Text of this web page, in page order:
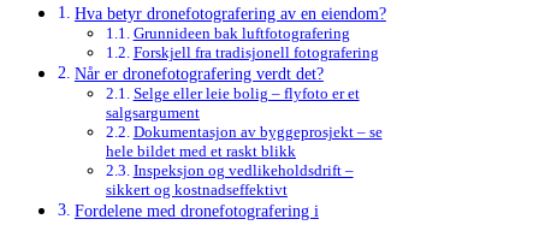
Hva betyr dronefotografering av en eiendom?
Grunnideen bak luftfotografering
Forskjell fra tradisjonell fotografering
Når er dronefotografering verdt det?
Selge eller leie bolig – flyfoto er et
salgsargument
Dokumentasjon av byggeprosjekt – se
hele bildet med et raskt blikk
Inspeksjon og vedlikeholdsdrift –
sikkert og kostnadseffektivt
Fordelene med dronefotografering i